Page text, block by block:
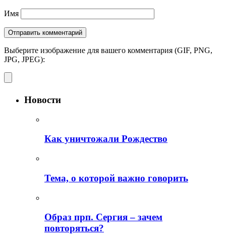
Имя
Выберите изображение для вашего комментария (GIF, PNG,
JPG, JPEG):
Новости
Как уничтожали Рождество
Тема, о которой важно говорить
Образ прп. Сергия – зачем
повторяться?